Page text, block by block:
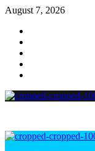
Skip
content
August 7, 2026
Primary